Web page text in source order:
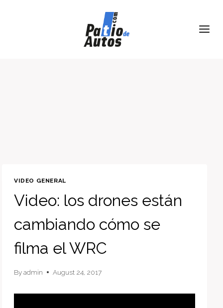
VIDEO GENERAL
Video: los drones están
cambiando cómo se
filma el WRC
Byadmin August 24, 2017